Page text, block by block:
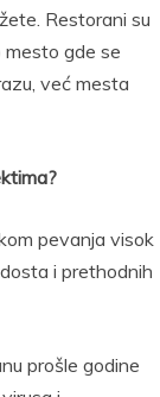
Restorani su
gde se
već mesta
pevanja visok
i prethodnih
prošle godine